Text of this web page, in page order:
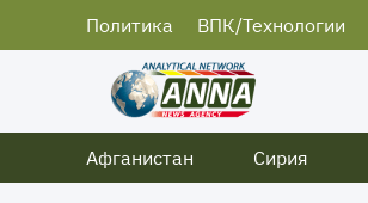
Политика ВПК/Технологии
Афганистан
Сирия